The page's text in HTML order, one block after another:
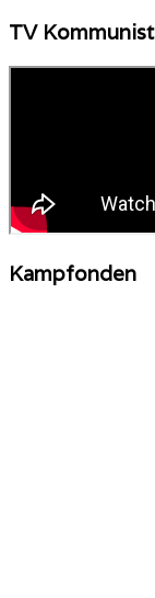
TV Kommunist
Kampfonden